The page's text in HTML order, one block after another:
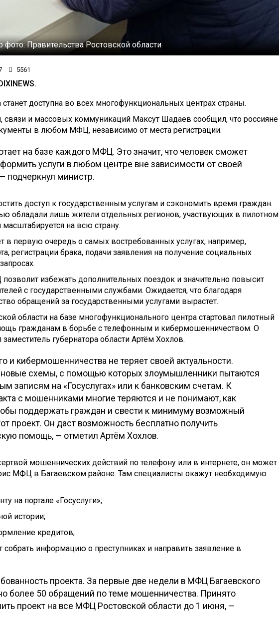
фото:Правительства Ростовской области
5561
доступна во всех многофункциональных центрах страны.
связи и массовых коммуникаций Максут Шадаев сообщил, что россияне
в любом МФЦ, независимо от места регистрации.
на базе каждого МФЦ. Это значит, что человек сможет
услуги в любом центре вне зависимости от своей
подчеркнул министр.
доступ к государственным услугам и сэкономить время граждан.
обладали лишь жители отдельных регионов, участвующих в пилотном
на всю страну.
в первую очередь о самых востребованных услугах, например,
регистрации брака, подачи заявления на получение социальных
избежать дополнительных поездок и значительно повысит
с государственными службами. Ожидается, что благодаря
обращений за государственными услугами вырастет.
области на базе многофункционального центра стартовал пилотный
гражданам в борьбе с телефонным и кибермошенничеством. О
губернатора области Артём Хохлов.
и кибермошенничества не теряет своей актуальности.
схемы, с помощью которых злоумышленники пытаются
записям на «Госуслугах» или к банковским счетам. К
с мошенниками многие теряются и не понимают, как
поддержать граждан и свести к минимуму возможный
проект. Он даст возможность бесплатно получить
помощь, — отметил Артём Хохлов.
мошеннических действий по телефону или в интернете, он может
МФЦ в Багаевском районе. Там специалисты окажут необходимую
на портале «Госуслуги»;
истории;
кредитов;
собрать информацию о преступниках и направить заявление в
проекта. За первые две недели в МФЦ Багаевского
более 50 обращений по теме мошенничества. Принято
проект на все МФЦ Ростовской области до 1 июня, —